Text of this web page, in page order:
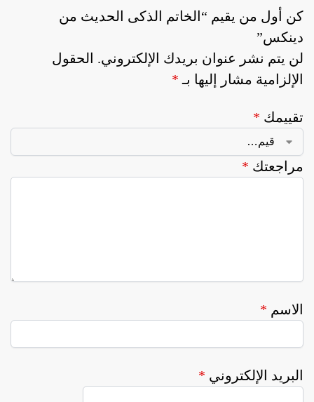
كن أول من يقيم “الخاتم الذكى الحديث من
دينكس”
لن يتم نشر عنوان بريدك الإلكتروني. الحقول
الإلزامية مشار إليها بـ *
تقييمك *
مراجعتك *
الاسم *
البريد الإلكتروني *